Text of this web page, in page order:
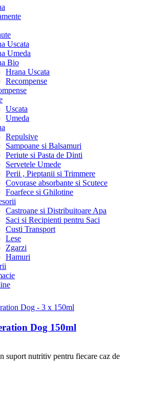
Uscata
Umeda
Bio
Hrana Uscata
Recompense
Uscata
Umeda
Repulsive
Sampoane si Balsamuri
Periute si Pasta de Dinti
Servetele Umede
Perii , Pieptanii si Trimmere
Covorase absorbante si Scutece
Foarfece si Ghilotine
Castroane si Distribuitoare Apa
Saci si Recipienti pentru Saci
Custi Transport
Lese
Zgarzi
Hamuri
Dog 150ml
suport nutritiv pentru fiecare caz de